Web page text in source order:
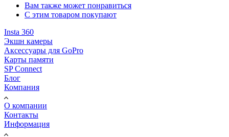
Вам также может понравиться
С этим товаром покупают
Insta 360
Экшн камеры
Аксессуары для GoPro
Карты памяти
SP Connect
Блог
Компания
О компании
Контакты
Информация